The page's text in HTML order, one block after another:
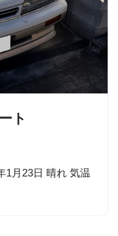
ト
1月23日 晴れ 気温